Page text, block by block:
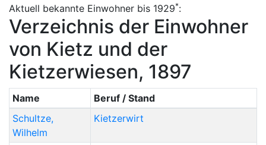
Aktuell bekannte Einwohner bis 1929*:
Verzeichnis der Einwohner
von Kietz und der
Kietzerwiesen, 1897
Name
Beruf / Stand
Schultze,
Wilhelm
Kietzerwirt